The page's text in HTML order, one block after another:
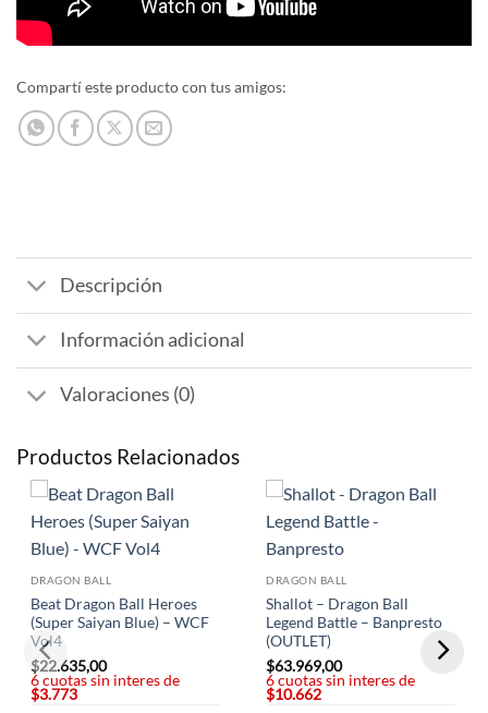
Compartí este producto con tus amigos:
Descripción
Información adicional
Valoraciones (0)
Productos Relacionados
DRAGON BALL
Beat Dragon Ball Heroes
(Super Saiyan Blue) – WCF
Vol4
$22.635,00
6 cuotas sin interes de
$3.773
DRAGON BALL
Shallot – Dragon Ball
Legend Battle – Banpresto
(OUTLET)
$63.969,00
6 cuotas sin interes de
$10.662